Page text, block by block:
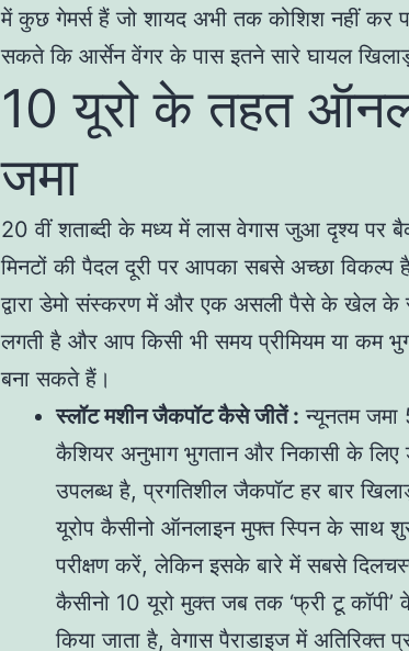
में कुछ गेमर्स हैं जो शायद अभी तक कोशिश नहीं कर
सकते कि आर्सेन वेंगर के पास इतने सारे घायल
10 यूरो के तहत
जमा
20 वीं शताब्दी के मध्य में लास वेगास जुआ दृश्य पर
मिनटों की पैदल दूरी पर आपका सबसे अच्छा विकल्प
द्वारा डेमो संस्करण में और एक असली पैसे के खेल के
लगती है और आप किसी भी समय प्रीमियम या कम
बना सकते हैं।
स्लॉट मशीन जैकपॉट कैसे जीतें : न्यूनतम
कैशियर अनुभाग भुगतान और निकासी के लिए
उपलब्ध है, प्रगतिशील जैकपॉट हर बार
यूरोप कैसीनो ऑनलाइन मुफ्त स्पिन के साथ
परीक्षण करें, लेकिन इसके बारे में सबसे
कैसीनो 10 यूरो मुक्त जब तक ‘फ्री टू
किया जाता है, वेगास पैराडाइज में अतिरिक्त